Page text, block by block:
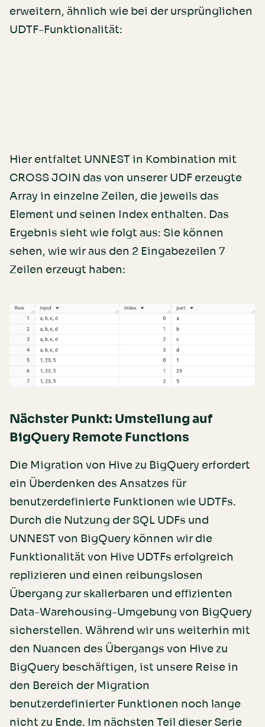
erweitern, ähnlich wie bei der ursprünglichen
UDTF-Funktionalität:
Hier entfaltet UNNEST in Kombination mit
CROSS JOIN das von unserer UDF erzeugte
Array in einzelne Zeilen, die jeweils das
Element und seinen Index enthalten. Das
Ergebnis sieht wie folgt aus: Sie können
sehen, wie wir aus den 2 Eingabezeilen 7
Zeilen erzeugt haben:
Nächster Punkt: Umstellung auf
BigQuery Remote Functions
Die Migration von Hive zu BigQuery erfordert
ein Überdenken des Ansatzes für
benutzerdefinierte Funktionen wie UDTFs.
Durch die Nutzung der SQL UDFs und
UNNEST von BigQuery können wir die
Funktionalität von Hive UDTFs erfolgreich
replizieren und einen reibungslosen
Übergang zur skalierbaren und effizienten
Data-Warehousing-Umgebung von BigQuery
sicherstellen. Während wir uns weiterhin mit
den Nuancen des Übergangs von Hive zu
BigQuery beschäftigen, ist unsere Reise in
den Bereich der Migration
benutzerdefinierter Funktionen noch lange
nicht zu Ende. Im nächsten Teil dieser Serie